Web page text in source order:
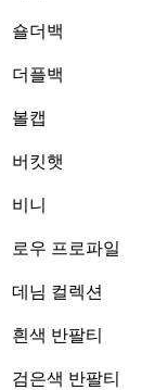
숄더백
더플백
볼캡
버킷햇
비니
로우 프로파일
데님 컬렉션
흰색 반팔티
검은색 반팔티